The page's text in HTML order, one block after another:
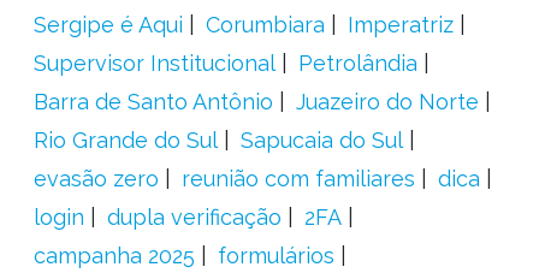
Sergipe é Aqui
Corumbiara
Imperatriz
Supervisor Institucional
Petrolândia
Barra de Santo Antônio
Juazeiro do Norte
Rio Grande do Sul
Sapucaia do Sul
evasão zero
reunião com familiares
dica
login
dupla verificação
2FA
campanha 2025
formulários